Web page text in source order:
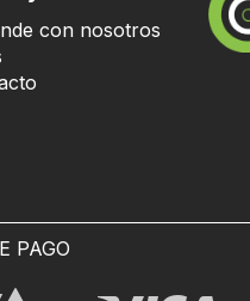
con nosotros
PAGO